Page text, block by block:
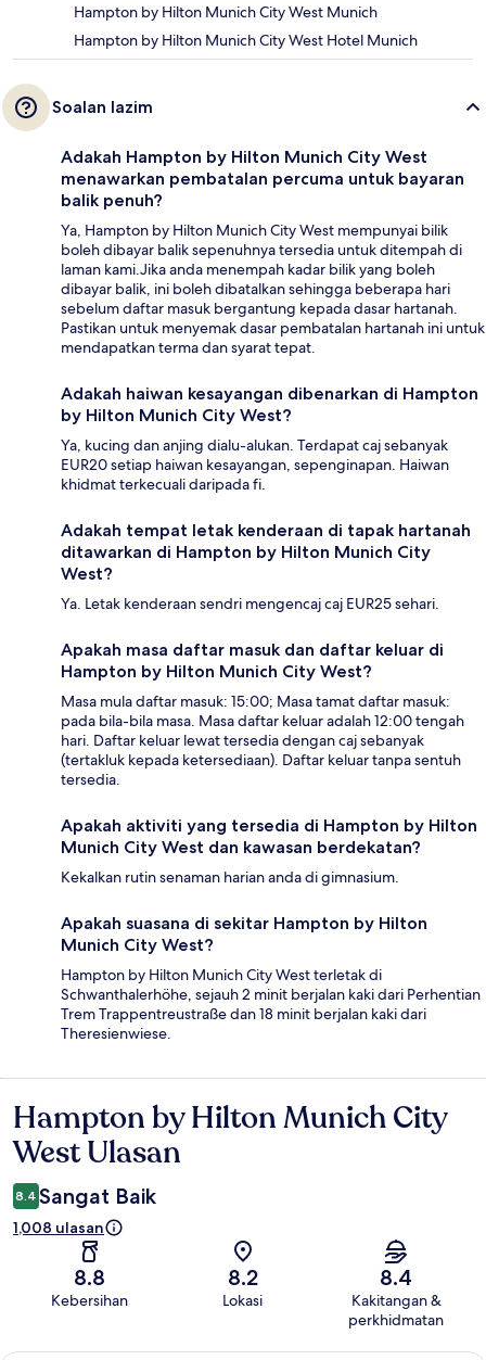
Hampton by Hilton Munich City West Munich
Hampton by Hilton Munich City West Hotel Munich
Soalan lazim
Adakah Hampton by Hilton Munich City West
menawarkan pembatalan percuma untuk bayaran
balik penuh?
Ya, Hampton by Hilton Munich City West mempunyai bilik
boleh dibayar balik sepenuhnya tersedia untuk ditempah di
laman kami.Jika anda menempah kadar bilik yang boleh
dibayar balik, ini boleh dibatalkan sehingga beberapa hari
sebelum daftar masuk bergantung kepada dasar hartanah.
Pastikan untuk menyemak dasar pembatalan hartanah ini untuk
mendapatkan terma dan syarat tepat.
Adakah haiwan kesayangan dibenarkan di Hampton
by Hilton Munich City West?
Ya, kucing dan anjing dialu-alukan. Terdapat caj sebanyak
EUR20 setiap haiwan kesayangan, sepenginapan. Haiwan
khidmat terkecuali daripada fi.
Adakah tempat letak kenderaan di tapak hartanah
ditawarkan di Hampton by Hilton Munich City
West?
Ya. Letak kenderaan sendri mengencaj caj EUR25 sehari.
Apakah masa daftar masuk dan daftar keluar di
Hampton by Hilton Munich City West?
Masa mula daftar masuk: 15:00; Masa tamat daftar masuk:
pada bila-bila masa. Masa daftar keluar adalah 12:00 tengah
hari. Daftar keluar lewat tersedia dengan caj sebanyak
(tertakluk kepada ketersediaan). Daftar keluar tanpa sentuh
tersedia.
Apakah aktiviti yang tersedia di Hampton by Hilton
Munich City West dan kawasan berdekatan?
Kekalkan rutin senaman harian anda di gimnasium.
Apakah suasana di sekitar Hampton by Hilton
Munich City West?
Hampton by Hilton Munich City West terletak di
Schwanthalerhöhe, sejauh 2 minit berjalan kaki dari Perhentian
Trem Trappentreustraße dan 18 minit berjalan kaki dari
Theresienwiese.
Ulasan
Hampton by Hilton Munich City
West Ulasan
8.4 Sangat Baik
1,008 ulasan
8.8
Kebersihan
8.2
Lokasi
8.4
Kakitangan &
perkhidmatan
Ulasan